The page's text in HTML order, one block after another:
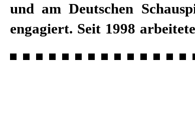
und am Deutschen
engagiert. Seit 1998
2018/19 ist sie